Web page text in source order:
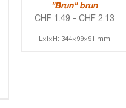
"Brun" brun
CHF 1.49 - CHF 2.13
L×l×H: 344×99×91 mm